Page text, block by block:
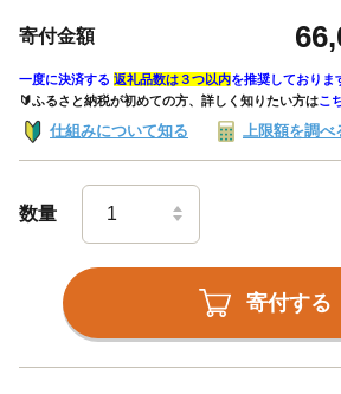
寄付金額
一度に決済する 返礼品数は３つ以内を推奨しておりま
🔰ふるさと納税が初めての方、詳しく知りたい方はこ
仕組みについて知る 上限額を調べ
数量
寄付する